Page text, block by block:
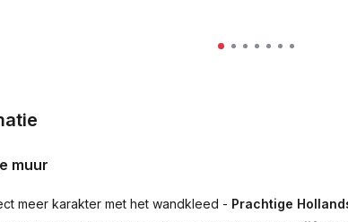
muur
meer karakter met het wandkleed - Prachtige